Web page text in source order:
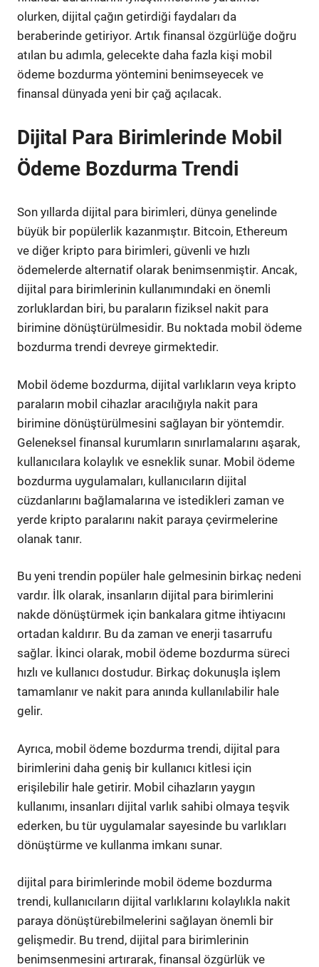
olurken, dijital çağın getirdiği faydaları da
beraberinde getiriyor. Artık finansal özgürlüğe doğru
atılan bu adımla, gelecekte daha fazla kişi mobil
ödeme bozdurma yöntemini benimseyecek ve
finansal dünyada yeni bir çağ açılacak.
Dijital Para Birimlerinde Mobil
Ödeme Bozdurma Trendi
Son yıllarda dijital para birimleri, dünya genelinde
büyük bir popülerlik kazanmıştır. Bitcoin, Ethereum
ve diğer kripto para birimleri, güvenli ve hızlı
ödemelerde alternatif olarak benimsenmiştir. Ancak,
dijital para birimlerinin kullanımındaki en önemli
zorluklardan biri, bu paraların fiziksel nakit para
birimine dönüştürülmesidir. Bu noktada mobil ödeme
bozdurma trendi devreye girmektedir.
Mobil ödeme bozdurma, dijital varlıkların veya kripto
paraların mobil cihazlar aracılığıyla nakit para
birimine dönüştürülmesini sağlayan bir yöntemdir.
Geleneksel finansal kurumların sınırlamalarını aşarak,
kullanıcılara kolaylık ve esneklik sunar. Mobil ödeme
bozdurma uygulamaları, kullanıcıların dijital
cüzdanlarını bağlamalarına ve istedikleri zaman ve
yerde kripto paralarını nakit paraya çevirmelerine
olanak tanır.
Bu yeni trendin popüler hale gelmesinin birkaç nedeni
vardır. İlk olarak, insanların dijital para birimlerini
nakde dönüştürmek için bankalara gitme ihtiyacını
ortadan kaldırır. Bu da zaman ve enerji tasarrufu
sağlar. İkinci olarak, mobil ödeme bozdurma süreci
hızlı ve kullanıcı dostudur. Birkaç dokunuşla işlem
tamamlanır ve nakit para anında kullanılabilir hale
gelir.
Ayrıca, mobil ödeme bozdurma trendi, dijital para
birimlerini daha geniş bir kullanıcı kitlesi için
erişilebilir hale getirir. Mobil cihazların yaygın
kullanımı, insanları dijital varlık sahibi olmaya teşvik
ederken, bu tür uygulamalar sayesinde bu varlıkları
dönüştürme ve kullanma imkanı sunar.
dijital para birimlerinde mobil ödeme bozdurma
trendi, kullanıcıların dijital varlıklarını kolaylıkla nakit
paraya dönüştürebilmelerini sağlayan önemli bir
gelişmedir. Bu trend, dijital para birimlerinin
benimsenmesini artırarak, finansal özgürlük ve